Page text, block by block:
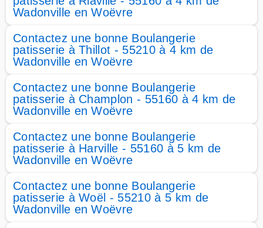
Wadonville en Woëvre
Contactez une bonne Boulangerie
patisserie à Thillot - 55210 à 4 km de
Wadonville en Woëvre
Contactez une bonne Boulangerie
patisserie à Champlon - 55160 à 4 km de
Wadonville en Woëvre
Contactez une bonne Boulangerie
patisserie à Harville - 55160 à 5 km de
Wadonville en Woëvre
Contactez une bonne Boulangerie
patisserie à Woël - 55210 à 5 km de
Wadonville en Woëvre